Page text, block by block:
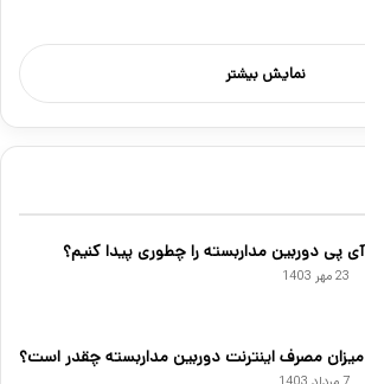
نمایش بیشتر
آی پی دوربین مداربسته را چطوری پیدا کنیم؟
23 مهر 1403
میزان مصرف اینترنت دوربین مداربسته چقدر است؟